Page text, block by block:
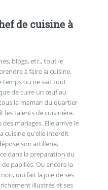
de cuisine à
blogs, etc., tout le
à faire la cuisine.
temps ou ne sait tout
de cuire un œuf au
la maman du quartier
talents de cuisinière.
des mariages. Elle arrive le
cuisine qu’elle interdit
son artillerie,
dans la préparation du
papilles. Ou encore la
qui fait la joie de ses
illustrés et ses